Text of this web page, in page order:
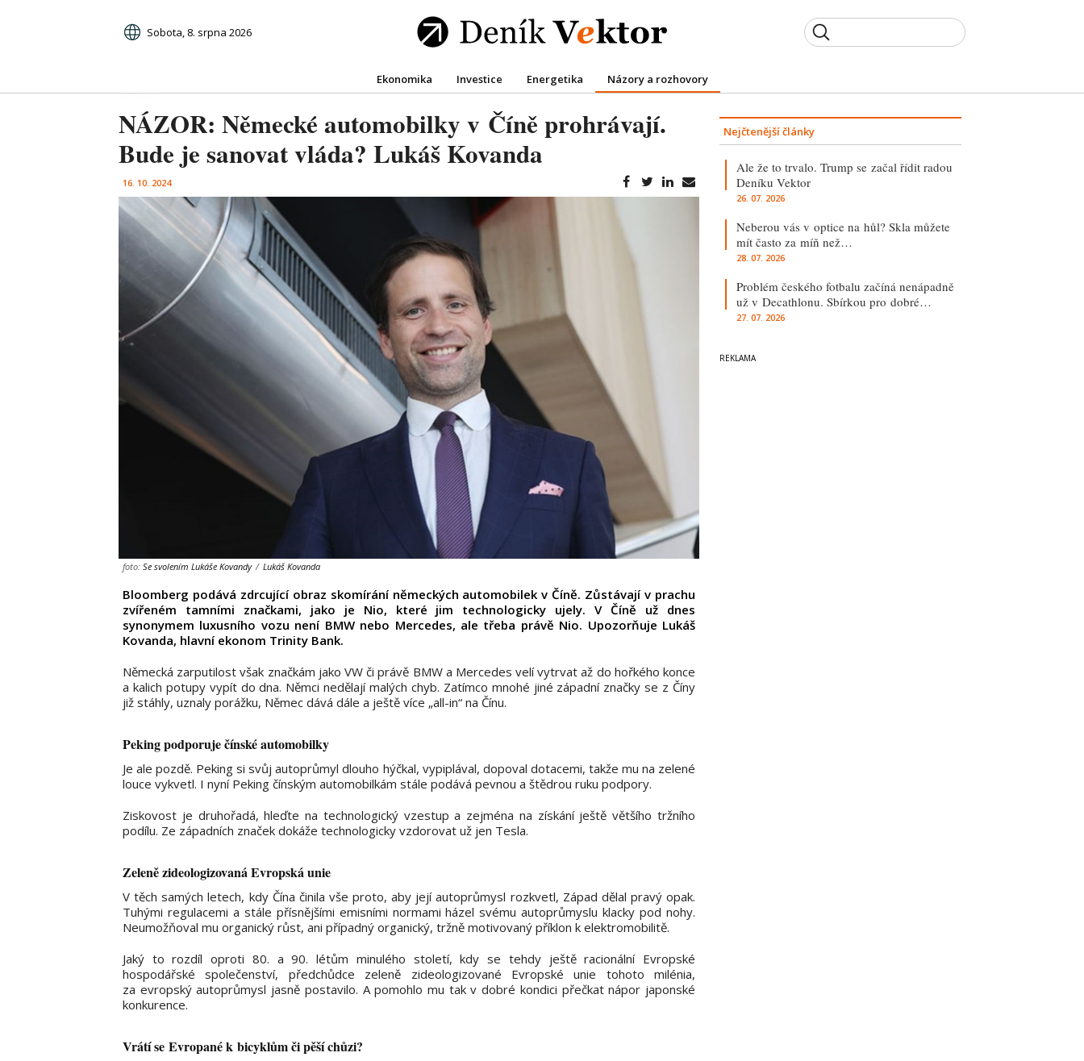
Sobota, 8. srpna 2026
Ekonomika Investice Energetika Názory a rozhovory
NÁZOR: Německé automobilky v Číně prohrávají.
Bude je sanovat vláda? Lukáš Kovanda
16. 10. 2024
foto: Se svolením Lukáše Kovandy / Lukáš Kovanda
Bloomberg podává zdrcující obraz skomírání německých automobilek v Číně. Zůstávají v prachu
zvířeném tamními značkami, jako je Nio, které jim technologicky ujely. V Číně už dnes
synonymem luxusního vozu není BMW nebo Mercedes, ale třeba právě Nio. Upozorňuje Lukáš
Kovanda, hlavní ekonom Trinity Bank.
Německá zarputilost však značkám jako VW či právě BMW a Mercedes velí vytrvat až do hořkého konce
a kalich potupy vypít do dna. Němci nedělají malých chyb. Zatímco mnohé jiné západní značky se z Číny
již stáhly, uznaly porážku, Němec dává dále a ještě více „all-in“ na Čínu.
Peking podporuje čínské automobilky
Je ale pozdě. Peking si svůj autoprůmyl dlouho hýčkal, vypiplával, dopoval dotacemi, takže mu na zelené
louce vykvetl. I nyní Peking čínským automobilkám stále podává pevnou a štědrou ruku podpory.
Ziskovost je druhořadá, hleďte na technologický vzestup a zejména na získání ještě většího tržního
podílu. Ze západních značek dokáže technologicky vzdorovat už jen Tesla.
Zeleně zideologizovaná Evropská unie
V těch samých letech, kdy Čína činila vše proto, aby její autoprůmysl rozkvetl, Západ dělal pravý opak.
Tuhými regulacemi a stále přísnějšími emisními normami házel svému autoprůmyslu klacky pod nohy.
Neumožňoval mu organický růst, ani případný organický, tržně motivovaný příklon k elektromobilitě.
Jaký to rozdíl oproti 80. a 90. létům minulého století, kdy se tehdy ještě racionální Evropské
hospodářské společenství, předchůdce zeleně zideologizované Evropské unie tohoto milénia,
za evropský autoprůmysl jasně postavilo. A pomohlo mu tak v dobré kondici přečkat nápor japonské
konkurence.
Vrátí se Evropané k bicyklům či pěší chůzi?
Nejčtenější články
Ale že to trvalo. Trump se začal řídit radou
Deníku Vektor
26. 07. 2026
Neberou vás v optice na hůl? Skla můžete
mít často za míň než…
28. 07. 2026
Problém českého fotbalu začíná nenápadně
už v Decathlonu. Sbírkou pro dobré…
27. 07. 2026